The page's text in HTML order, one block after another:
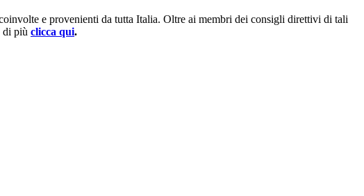
e provenienti da tutta Italia. Oltre ai membri dei consigli direttivi di tali
di più clicca qui.